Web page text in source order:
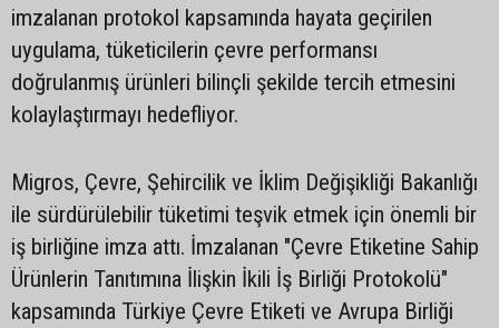
imzalanan protokol kapsamında hayata geçirilen
uygulama, tüketicilerin çevre performansı
doğrulanmış ürünleri bilinçli şekilde tercih etmesini
kolaylaştırmayı hedefliyor.
Migros, Çevre, Şehircilik ve İklim Değişikliği Bakanlığı
ile sürdürülebilir tüketimi teşvik etmek için önemli bir
iş birliğine imza attı. İmzalanan "Çevre Etiketine Sahip
Ürünlerin Tanıtımına İlişkin İkili İş Birliği Protokolü"
kapsamında Türkiye Çevre Etiketi ve Avrupa Birliği